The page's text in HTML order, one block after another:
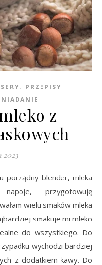
, PRZEPISY
z
2023
porządny blender, mleka
przygotowuję
wielu smaków mleka
smakuje mi mleko
do wszystkiego. Do
wychodzi bardziej
z dodatkiem kawy. Do